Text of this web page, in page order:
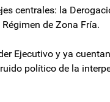
centrales: la
de Zona Fría.
Ejecutivo y ya
político de la